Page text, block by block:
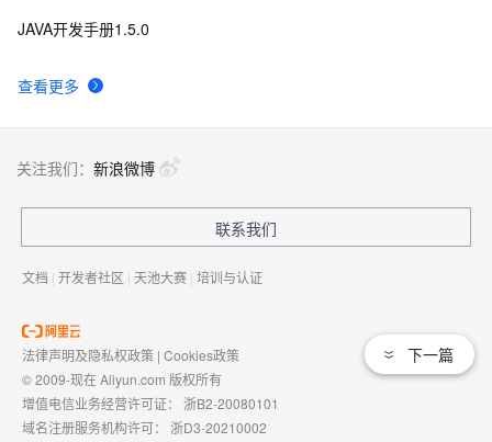
查看更多
JAVA开发手册1.5.0
下一篇
关注我们： 新浪微博
联系我们
文档 | 开发者社区 | 天池大赛 | 培训与认证
法律声明及隐私权政策 | Cookies政策
© 2009-现在 Aliyun.com 版权所有
增值电信业务经营许可证： 浙B2-20080101
域名注册服务机构许可： 浙D3-20210002